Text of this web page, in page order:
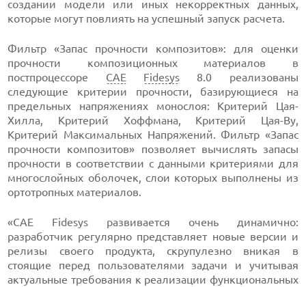
создании модели или иных некорректных данных,
которые могут повлиять на успешный запуск расчета.
Фильтр «Запас прочности композитов»: для оценки
прочности композиционных материалов в
постпроцессоре CAE Fidesys 8.0 реализованы
следующие критерии прочности, базирующиеся на
предельных напряжениях монослоя: Критерий Цая-
Хилла, Критерий Хоффмана, Критерий Цая-Ву,
Критерий Максимальных Напряжений. Фильтр «Запас
прочности композитов» позволяет вычислять запасы
прочности в соответствии с данными критериями для
многослойных оболочек, слои которых выполнены из
ортотропных материалов.
«CAE Fidesys развивается очень динамично:
разработчик регулярно представляет новые версии и
релизы своего продукта, скрупулезно вникая в
стоящие перед пользователями задачи и учитывая
актуальные требования к реализации функциональных